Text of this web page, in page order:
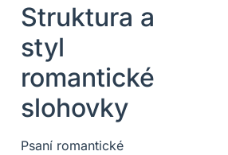
Struktura a
styl
romantické
slohovky
Psaní romantické